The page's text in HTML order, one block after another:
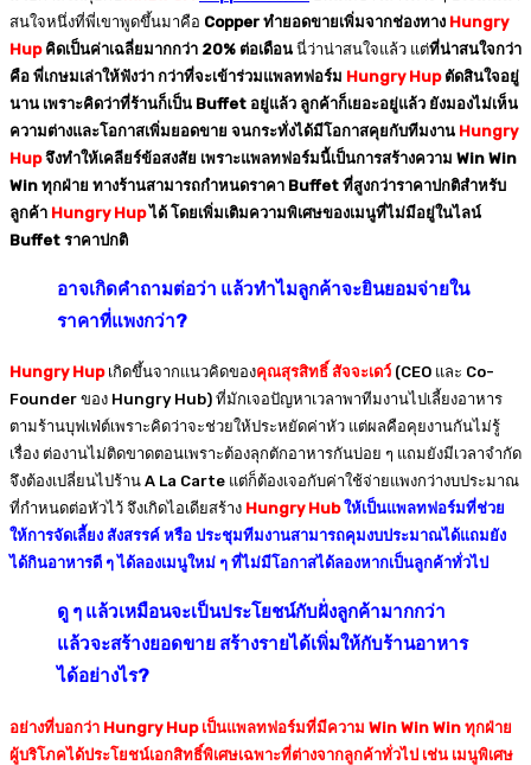
สนใจหนึ่งที่พี่เขาพูดขึ้นมาคือ Copper ทำยอดขายเพิ่มจากช่องทาง Hungry
Hup คิดเป็นค่าเฉลี่ยมากกว่า 20% ต่อเดือน นี่ว่าน่าสนใจแล้ว แต่ที่น่าสนใจกว่า
คือ พี่เกษมเล่าให้ฟังว่า กว่าที่จะเข้าร่วมแพลทฟอร์ม Hungry Hupตัดสินใจอยู่
นาน เพราะคิดว่าที่ร้านก็เป็น Buffet อยู่แล้ว ลูกค้าก็เยอะอยู่แล้ว ยังมองไม่เห็น
ความต่างและโอกาสเพิ่มยอดขาย จนกระทั่งได้มีโอกาสคุยกับทีมงาน Hungry
Hupจึงทำให้เคลียร์ข้อสงสัย เพราะแพลทฟอร์มนี้เป็นการสร้างความ Win Win
Win ทุกฝ่าย ทางร้านสามารถกำหนดราคา Buffet ที่สูงกว่าราคาปกติสำหรับ
ลูกค้า Hungry Hupได้ โดยเพิ่มเติมความพิเศษของเมนูที่ไม่มีอยู่ในไลน์
Buffet ราคาปกติ
อาจเกิดคำถามต่อว่า แล้วทำไมลูกค้าจะยินยอมจ่ายใน
ราคาที่แพงกว่า?
Hungry Hupเกิดขึ้นจากแนวคิดของคุณสุรสิทธิ์ สัจจะเดว์ (CEO และ Co-
Founder ของ Hungry Hub) ที่มักเจอปัญหาเวลาพาทีมงานไปเลี้ยงอาหาร
ตามร้านบุฟเฟ่ต์เพราะคิดว่าจะช่วยให้ประหยัดค่าหัว แต่ผลคือคุยงานกันไม่รู้
เรื่อง ต่องานไม่ติดขาดตอนเพราะต้องลุกตักอาหารกันบ่อย ๆ แถมยังมีเวลาจำกัด
จึงต้องเปลี่ยนไปร้าน A La Carte แต่ก็ต้องเจอกับค่าใช้จ่ายแพงกว่างบประมาณ
ที่กำหนดต่อหัวไว้ จึงเกิดไอเดียสร้าง Hungry Hubให้เป็นแพลทฟอร์มที่ช่วย
ให้การจัดเลี้ยง สังสรรค์ หรือ ประชุมทีมงานสามารถคุมงบประมาณได้แถมยัง
ได้กินอาหารดี ๆ ได้ลองเมนูใหม่ ๆ ที่ไม่มีโอกาสได้ลองหากเป็นลูกค้าทั่วไป
ดู ๆ แล้วเหมือนจะเป็นประโยชน์กับฝั่งลูกค้ามากกว่า
แล้วจะสร้างยอดขาย สร้างรายได้เพิ่มให้กับร้านอาหาร
ได้อย่างไร?
อย่างที่บอกว่า Hungry Hup เป็นแพลทฟอร์มที่มีความ Win Win Win ทุกฝ่าย
ผู้บริโภคได้ประโยชน์เอกสิทธิ์พิเศษเฉพาะที่ต่างจากลูกค้าทั่วไป เช่น เมนูพิเศษ